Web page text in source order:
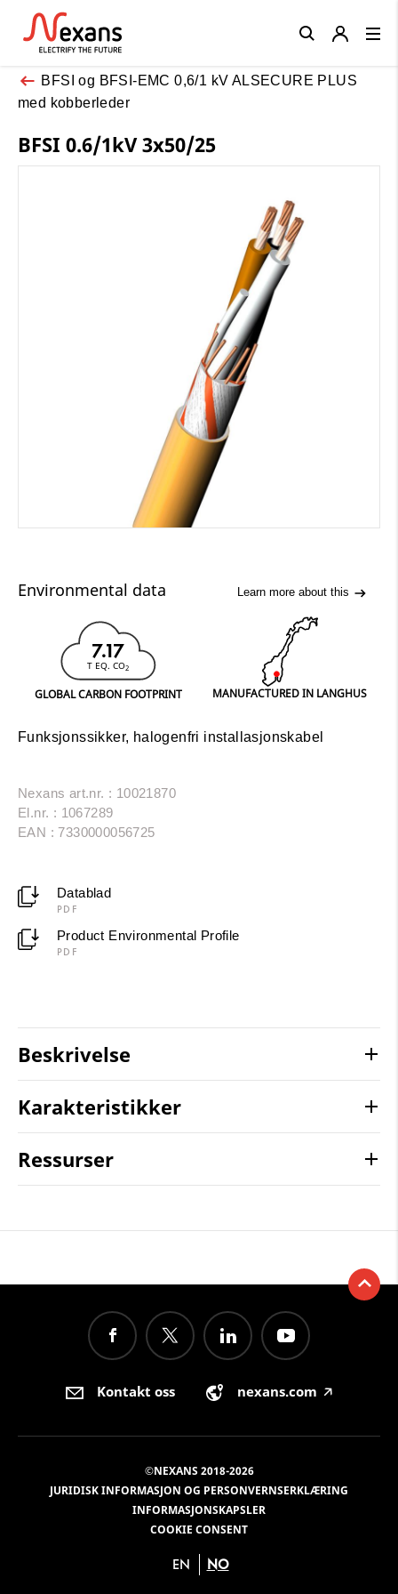
BFSI og BFSI-EMC 0,6/1 kV ALSECURE PLUS
med kobberleder
BFSI 0.6/1kV 3x50/25
Environmental data Learn more about this
7.17
T EQ. CO2
GLOBAL CARBON FOOTPRINT MANUFACTURED IN LANGHUS
Funksjonssikker, halogenfri installasjonskabel
Nexans art.nr. : 10021870
El.nr. : 1067289
EAN : 7330000056725
Datablad
PDF
Product Environmental Profile
PDF
Beskrivelse
Karakteristikker
Ressurser
Close
Kontakt oss nexans.com 🡥
©NEXANS 2018-2026
JURIDISK INFORMASJON OG PERSONVERNSERKLÆRING
INFORMASJONSKAPSLER
COOKIE CONSENT
EN NO